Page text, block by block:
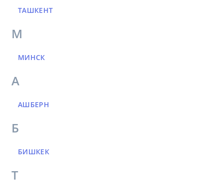
ТАШКЕНТ
М
МИНСК
А
АШБЕРН
Б
БИШКЕК
Т